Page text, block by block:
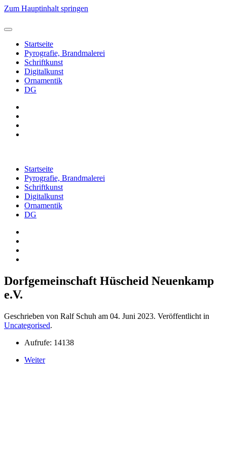
Zum Hauptinhalt springen
Startseite
Pyrografie, Brandmalerei
Schriftkunst
Digitalkunst
Ornamentik
DG
Startseite
Pyrografie, Brandmalerei
Schriftkunst
Digitalkunst
Ornamentik
DG
Dorfgemeinschaft Hüscheid Neuenkamp
e.V.
Geschrieben von Ralf Schuh am 04. Juni 2023. Veröffentlicht in
Uncategorised.
Aufrufe: 14138
Weiter